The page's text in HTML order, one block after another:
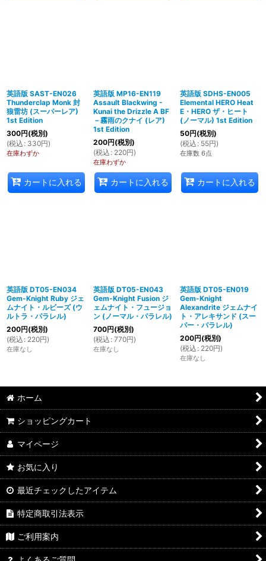
英語版 SAST-EN026
Thunderclap Monk 封
狼雷坊 (スーパーレア)
1st Edition
300円(税別)
(税込 : 330円)
在庫わずか
カートに入れる
英語版 MP16-EN119
Assault Blackwing -
Kunai the Drizzle A BF
－霧雨のクナイ (レア)
1st Edition
200円(税別)
(税込 : 220円)
在庫わずか
カートに入れる
英語版 SDHS-EN005
Elemental HERO Heat
E・HERO ザ・ヒート
(ノーマル) 1st Edition
50円(税別)
(税込 : 55円)
在庫数 6点
カートに入れる
英語版 DT05-EN034
Gem-Knight Ruby ジェ
ムナイト・ルビーズ (ウ
ルトラ・パラレル)
200円(税別)
(税込 : 220円)
在庫なし
英語版 DT05-EN043
Gem-Knight Fusion ジ
ェムナイト・フュージョ
ン (ノーマル・パラレル)
700円(税別)
(税込 : 770円)
在庫なし
英語版 DT05-EN019
Gem-Knight
Alexandrite ジェムナイ
ト・アレキサンド (スー
パー・パラレル)
200円(税別)
(税込 : 220円)
在庫なし
ホーム
ショッピングカート
マイページ
お気に入り
最近チェックしたアイテム
特定商取引法表示
ご利用案内